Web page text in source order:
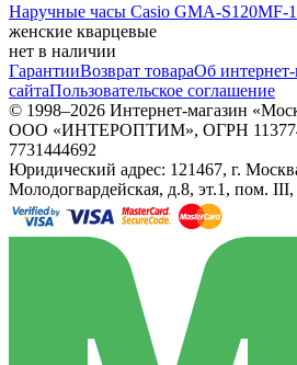
Наручные часы Casio GMA-S120MF-
женские кварцевые
нет в наличии
ГарантииВозврат товараОб интернет-
сайтаПользовательское соглашение
© 1998–2026 Интернет-магазин
ООО «ИНТЕРОПТИМ», ОГРН
7731444692
Юридический адрес: 121467, г.
Молодогвардейская, д.8, эт.1, пом. III,